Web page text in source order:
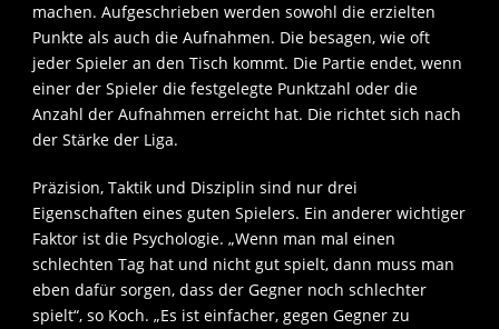
machen. Aufgeschrieben werden sowohl die erzielten
Punkte als auch die Aufnahmen. Die besagen, wie oft
jeder Spieler an den Tisch kommt. Die Partie endet, wenn
einer der Spieler die festgelegte Punktzahl oder die
Anzahl der Aufnahmen erreicht hat. Die richtet sich nach
der Stärke der Liga.
Präzision, Taktik und Disziplin sind nur drei
Eigenschaften eines guten Spielers. Ein anderer wichtiger
Faktor ist die Psychologie. „Wenn man mal einen
schlechten Tag hat und nicht gut spielt, dann muss man
eben dafür sorgen, dass der Gegner noch schlechter
spielt“, so Koch. „Es ist einfacher, gegen Gegner zu